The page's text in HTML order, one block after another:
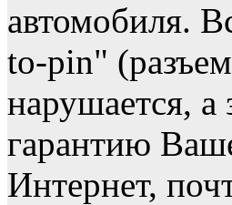
автомобиля.
to-pin"
нарушается, а
гарантию
Интернет,